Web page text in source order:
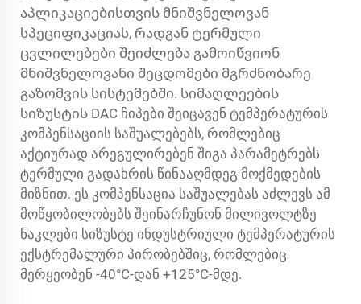
აპლიკაციებისთვის მნიშვნელოვან
სპეციფიკაციას, რადგან ტერმული
ცვლილებები შეიძლება გამოიწვიონ
მნიშვნელოვანი შეცდომები მგრძნობარე
გაზომვის სისტემებში. სიმაღლეების
სიზუსტის DAC ჩიპები შეიცავენ ტემპერატურის
კომპენსაციის საშუალებებს, რომლებიც
აქტიურად არეგულირებენ შიგა პარამეტრებს
ტერმული გადახრის წინააღმდეგ მოქმედების
მიზნით. ეს კომპენსაცია საშუალებას აძლევს ამ
მოწყობილობებს შეინარჩუნონ მილივოლტზე
ნაკლები სიზუსტე ინდუსტრიული ტემპერატურის
ექსტრემალური პირობებშიც, რომლებიც
მერყეობენ -40°C-დან +125°C-მდე.